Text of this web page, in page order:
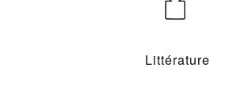
Littérature